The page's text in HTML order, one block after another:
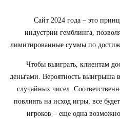
Сайт 2024 года – это
индустрии гемблинга,
лимитированные суммы по
Чтобы выиграть, клиентам
деньгами. Вероятность выигрыша
случайных чисел.
повлиять на исход игры, все
игроков – еще одна